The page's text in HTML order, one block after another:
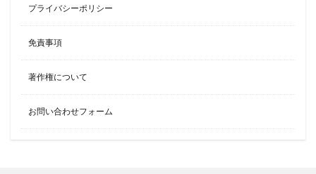
プライバシーポリシー
免責事項
著作権について
お問い合わせフォーム